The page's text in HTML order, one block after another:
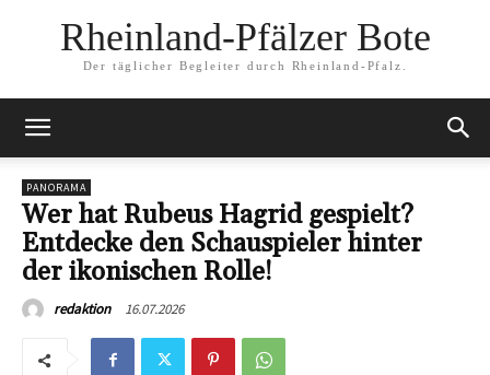
Rheinland-Pfälzer Bote
Der täglicher Begleiter durch Rheinland-Pfalz.
PANORAMA
Wer hat Rubeus Hagrid gespielt?
Entdecke den Schauspieler hinter
der ikonischen Rolle!
redaktion 16.07.2026